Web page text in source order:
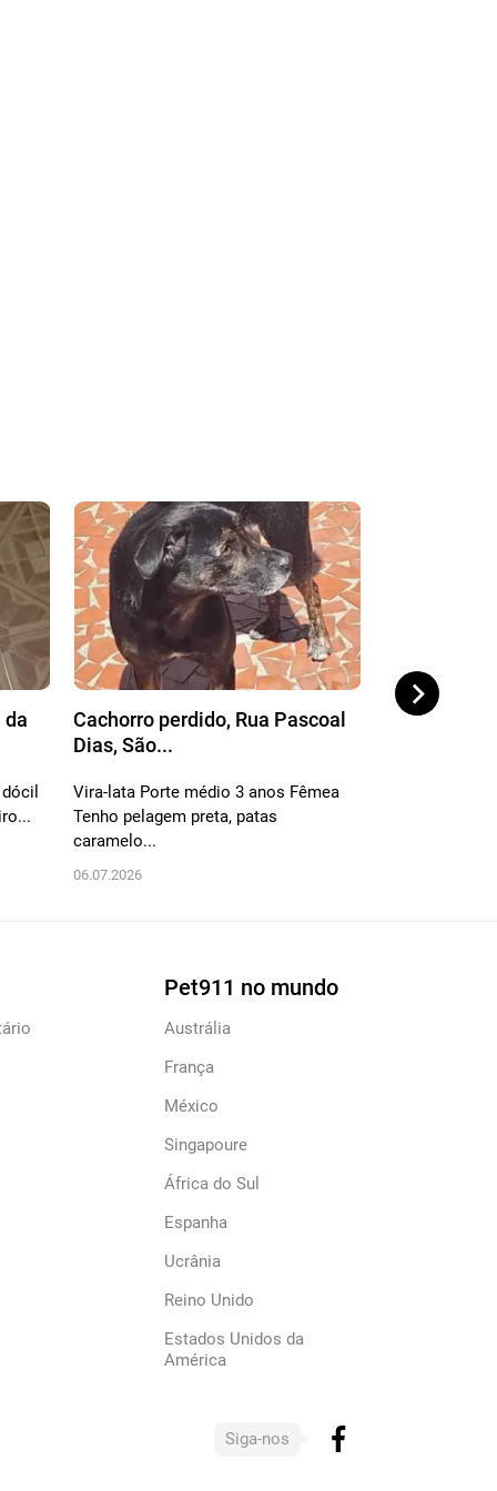
da
Cachorro perdido, Rua Pascoal
Dias, São...
Vira-lata Porte médio 3 anos Fêmea
Tenho pelagem preta, patas
caramelo...
06.07.2026
Cachorro
Pet911 no mundo
Austrália
França
México
Singapoure
África do Sul
Espanha
Ucrânia
Reino Unido
Estados Unidos da
América
Siga-nos